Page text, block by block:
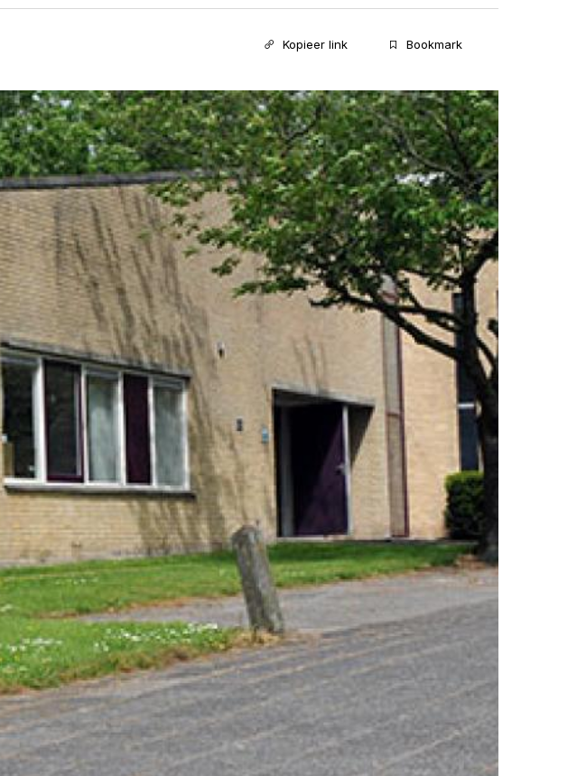
Kopieer link Bookmark